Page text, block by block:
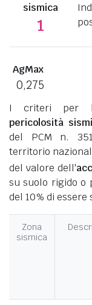
sismica
1
AgMax
0,275
I criteri per
pericolosità
del PCM n.
territorio
del valore dell'
su suolo rigido o
del 10% di
Zona
sismica